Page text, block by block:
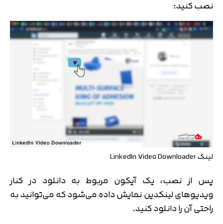
نصب کنید:
لینک LinkedIn Video Downloader
پس از نصب، یک آیکون مربوط به دانلود در کنار
ویدیوهای لینکدین نمایش داده می‌شود که می‌توانید به
راحتی آن را دانلود کنید.